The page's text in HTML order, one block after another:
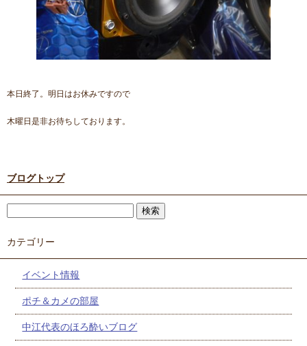
本日終了。明日はお休みですので
木曜日是非お待ちしております。
ブログトップ
カテゴリー
イベント情報
ポチ＆カメの部屋
中江代表のほろ酔いブログ